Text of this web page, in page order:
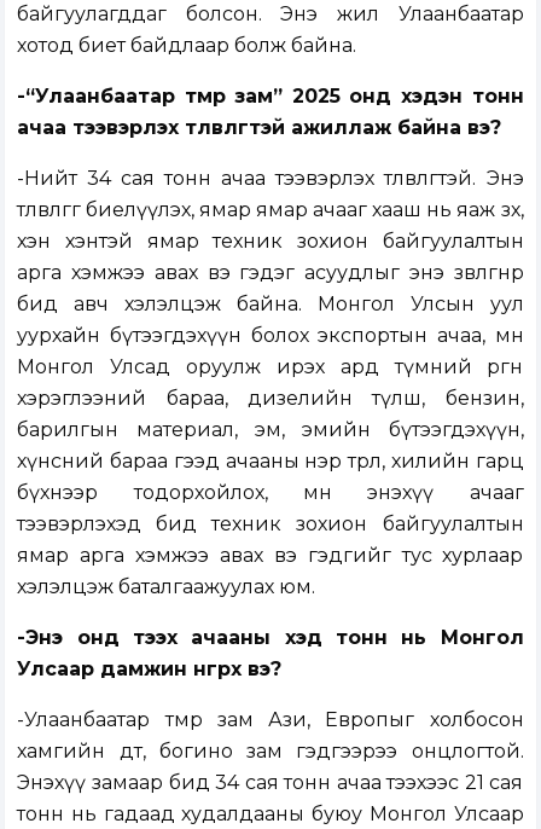
байгуулагддаг болсон. Энэ жил Улаанбаатар
хотод биет байдлаар болж байна.
-“Улаанбаатар төмөр зам” 2025 онд хэдэн тонн
ачаа тээвэрлэх төлөвлөгөөтэй ажиллаж байна вэ?
-Нийт 34 сая тонн ачаа тээвэрлэх төлөвлөгөөтэй. Энэ
төлөвлөгөөгөө биелүүлэх, ямар ямар ачааг хааш нь яаж зөөхөө,
хэн хэнтэй ямар техник зохион байгуулалтын
арга хэмжээ авах вэ гэдэг асуудлыг энэ зөвлөгөөнөөр
бид авч хэлэлцэж байна. Монгол Улсын уул
уурхайн бүтээгдэхүүн болох экспортын ачаа, мөн
Монгол Улсад оруулж ирэх ард түмний өргөн
хэрэглээний бараа, дизелийн түлш, бензин,
барилгын материал, эм, эмийн бүтээгдэхүүн,
хүнсний бараа гээд ачааны нэр төрөл, хилийн гарц
бүхнээр тодорхойлох, мөн энэхүү ачааг
тээвэрлэхэд бид техник зохион байгуулалтын
ямар арга хэмжээ авах вэ гэдгийг тус хурлаар
хэлэлцэж баталгаажуулах юм.
-Энэ онд тээх ачааны хэд тонн нь Монгол
Улсаар дамжин өнгөрөх вэ?
-Улаанбаатар төмөр зам Ази, Европыг холбосон
хамгийн дөт, богино зам гэдгээрээ онцлогтой.
Энэхүү замаар бид 34 сая тонн ачаа тээхээс 21 сая
тонн нь гадаад худалдааны буюу Монгол Улсаар